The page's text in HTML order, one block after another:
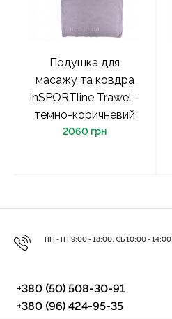
Подушка для
масажу та ковдра
inSPORTline Trawel -
темно-коричневий
2060 грн
ПН - ПТ 9:00 - 18:00, СБ 10:00 - 14:00
+380 (50) 508-30-91
+380 (96) 424-95-35